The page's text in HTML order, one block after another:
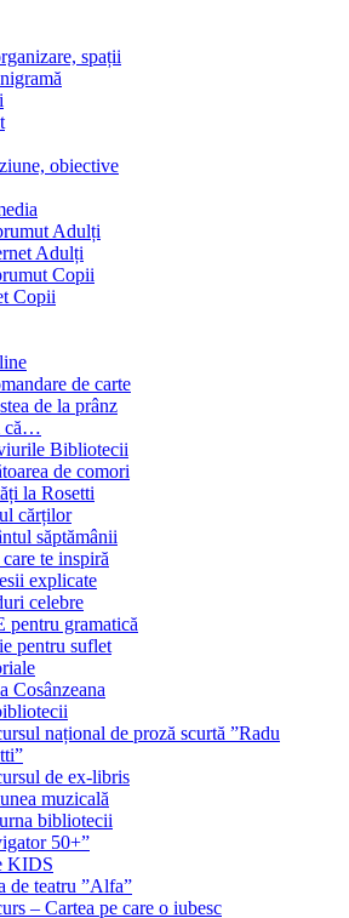
spații
obiective
Adulți
Adulți
Copii
Copii
de carte
de la prânz
că…
Bibliotecii
de comori
la Rosetti
cărților
săptămânii
te inspiră
explicate
celebre
pentru gramatică
pentru suflet
Cosânzeana
național de proză scurtă ”Radu
de ex-libris
muzicală
bibliotecii
50+”
KIDS
de teatru ”Alfa”
– Cartea pe care o iubesc